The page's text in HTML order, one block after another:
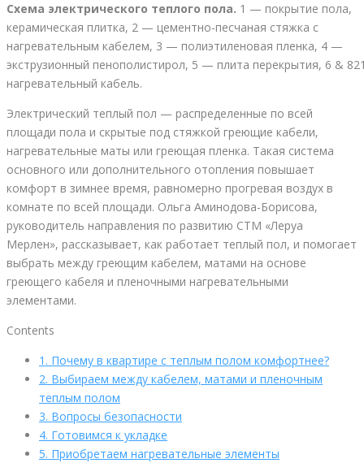
Схема электрического теплого пола. 1 — покрытие пола,
керамическая плитка, 2 — цементно-песчаная стяжка с
нагревательным кабелем, 3 — полиэтиленовая пленка, 4 —
экструзионный пенополистирол, 5 — плита перекрытия, 6 &
нагревательный кабель.
Электрический теплый пол — распределенные по всей
площади пола и скрытые под стяжкой греющие кабели,
нагревательные маты или греющая пленка. Такая система
основного или дополнительного отопления повышает
комфорт в зимнее время, равномерно прогревая воздух в
комнате по всей площади. Ольга Аминодова-Борисова,
руководитель направления по развитию СТМ «Леруа
Мерлен», рассказывает, как работает теплый пол, и помогает
выбрать между греющим кабелем, матами на основе
греющего кабеля и пленочными нагревательными
элементами.
Contents
1. Почему в квартире с теплым полом комфортнее?
2. Выбираем между кабелем, матами и пленочным
теплым полом
3. Вопросы безопасности
4. Готовимся к укладке
5. Приобретаем нагревательные элементы